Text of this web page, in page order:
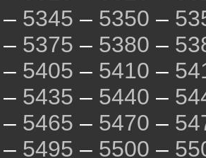
– 5345 – 5350 –
– 5375 – 5380 –
– 5405 – 5410 –
– 5435 – 5440 –
– 5465 – 5470 –
– 5495 – 5500 –